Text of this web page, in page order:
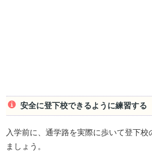
安全に登下校できるように練習する
入学前に、通学路を実際に歩いて登下校
ましょう。